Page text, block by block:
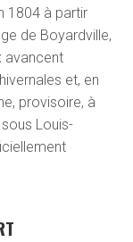
1804 à partir
de Boyardville,
avancent
et, en
provisoire, à
Louis-